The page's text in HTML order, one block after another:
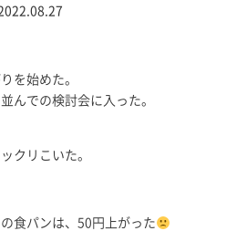
を始めた。
んでの検討会に入った。
クリこいた。
食パンは、50円上がった